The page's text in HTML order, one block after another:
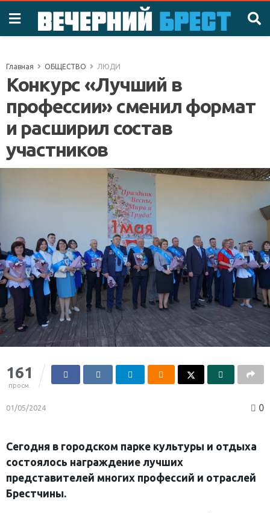
Главная ОБЩЕСТВО ЛЮДИ
Конкурс «Лучший в
профессии» сменил формат
и расширил состав
участников
161
просм.
01/05/2024 0
Сегодня в городском парке культуры и отдыха
состоялось награждение лучших
представителей многих профессий и отраслей
Брестчины.